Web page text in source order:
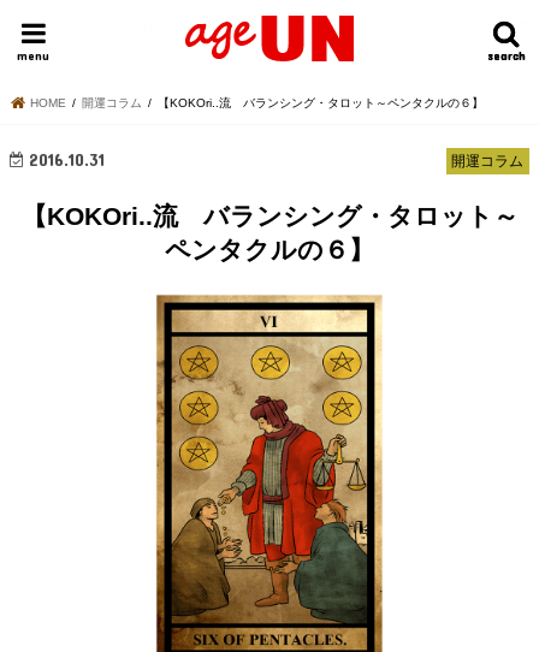
search
search
menu
HOME 今日の運勢ランキング 明日の運勢ランキング 今週の運勢
HOME 開運コラム 【KOKOri..流 バランシング・タロット～ペンタクルの６】
開運コラム
2016.10.31
【KOKOri..流 バランシング・タロット～
ペンタクルの６】